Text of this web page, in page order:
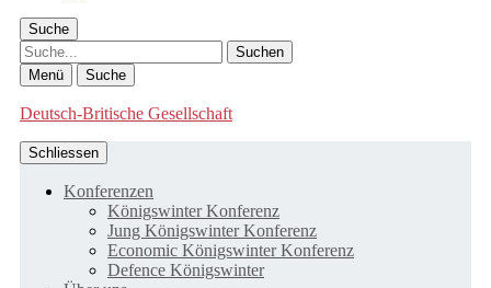
Suche
Suche
Menü Suche
Deutsch-Britische Gesellschaft
Schliessen
Konferenzen
Königswinter Konferenz
Jung Königswinter Konferenz
Economic Königswinter Konferenz
Defence Königswinter